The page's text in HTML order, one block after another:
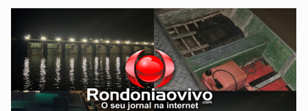
bolo e canto de parabéns dedicado aos pais